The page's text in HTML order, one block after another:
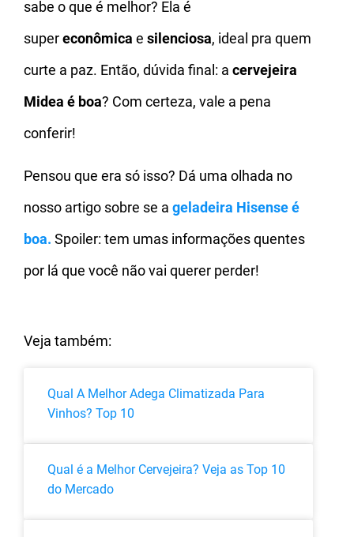
sabe o que é melhor? Ela é
supereconômica e silenciosa, ideal pra quem
curte a paz. Então, dúvida final: a cervejeira
Midea é boa? Com certeza, vale a pena
conferir!
Pensou que era só isso? Dá uma olhada no
nosso artigo sobre se a geladeira Hisense é
boa. Spoiler: tem umas informações quentes
por lá que você não vai querer perder!
Veja também:
Qual A Melhor Adega Climatizada Para
Vinhos? Top 10
Qual é a Melhor Cervejeira? Veja as Top 10
do Mercado